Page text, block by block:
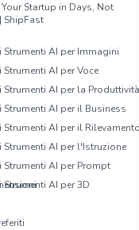
Your Startup in Days, Not
ShipFast
Strumenti AI per Immagini
AI per Voce
AI per la
Strumenti AI per il Business
Strumenti AI per il
Strumenti AI per l'Istruzione
Strumenti AI per Prompt
AI per 3D